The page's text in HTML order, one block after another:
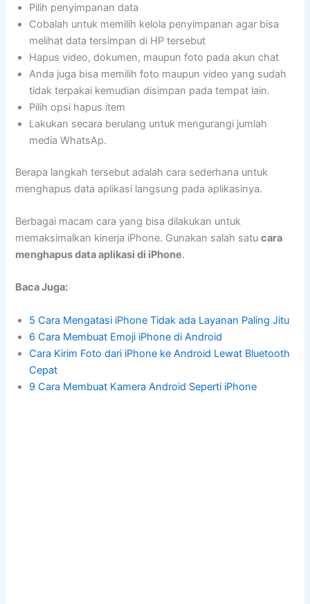
Pilih penyimpanan data
Cobalah untuk memilih kelola penyimpanan agar bisa
melihat data tersimpan di HP tersebut
Hapus video, dokumen, maupun foto pada akun chat
Anda juga bisa memilih foto maupun video yang sudah
tidak terpakai kemudian disimpan pada tempat lain.
Pilih opsi hapus item
Lakukan secara berulang untuk mengurangi jumlah
media WhatsAp.
Berapa langkah tersebut adalah cara sederhana untuk
menghapus data aplikasi langsung pada aplikasinya.
Berbagai macam cara yang bisa dilakukan untuk
memaksimalkan kinerja iPhone. Gunakan salah satucara
menghapus data aplikasi di iPhone.
Baca Juga:
5 Cara Mengatasi iPhone Tidak ada Layanan Paling Jitu
6 Cara Membuat Emoji iPhone di Android
Cara Kirim Foto dari iPhone ke Android Lewat Bluetooth
Cepat
9 Cara Membuat Kamera Android Seperti iPhone